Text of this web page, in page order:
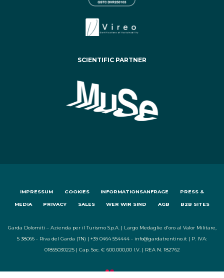
SCIENTIFIC PARTNER
IMPRESSUM COOKIES INFORMATIONSANFRAGE PRESS &
MEDIA PRIVACY SALES WER WIR SIND AGB B2B SITES
Garda Dolomiti – Azienda per il Turismo S.p.A. | Largo Medaglie d'oro al Valor Militare,
5 38066 - Riva del Garda (TN) | +39 0464 554444 - info@gardatrentino.it | P. IVA:
01855030225 | Cap. Soc. € 600.000,00 I.V. | REA N. 182762